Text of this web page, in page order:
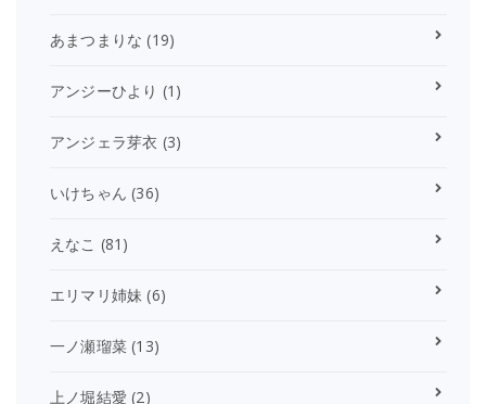
あまつまりな (19)
アンジーひより (1)
アンジェラ芽衣 (3)
いけちゃん (36)
えなこ (81)
エリマリ姉妹 (6)
一ノ瀬瑠菜 (13)
上ノ堀結愛 (2)